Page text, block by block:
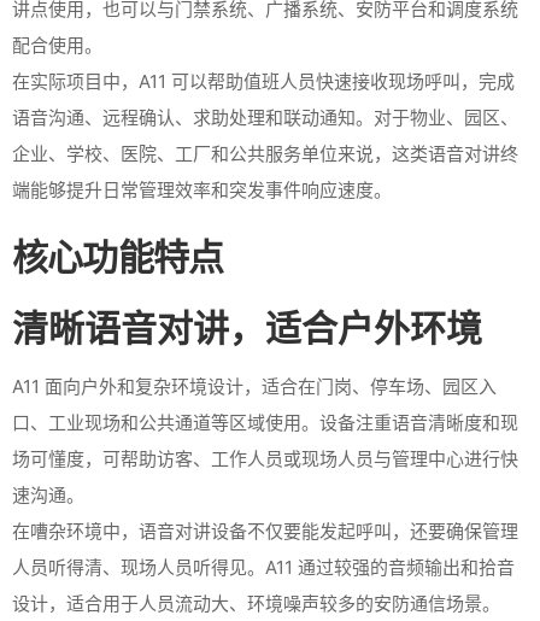
讲点使用，也可以与门禁系统、广播系统、安防平台和调度系统
配合使用。
在实际项目中，A11 可以帮助值班人员快速接收现场呼叫，完成
语音沟通、远程确认、求助处理和联动通知。对于物业、园区、
企业、学校、医院、工厂和公共服务单位来说，这类语音对讲终
端能够提升日常管理效率和突发事件响应速度。
核心功能特点
清晰语音对讲，适合户外环境
A11 面向户外和复杂环境设计，适合在门岗、停车场、园区入
口、工业现场和公共通道等区域使用。设备注重语音清晰度和现
场可懂度，可帮助访客、工作人员或现场人员与管理中心进行快
速沟通。
在嘈杂环境中，语音对讲设备不仅要能发起呼叫，还要确保管理
人员听得清、现场人员听得见。A11 通过较强的音频输出和拾音
设计，适合用于人员流动大、环境噪声较多的安防通信场景。